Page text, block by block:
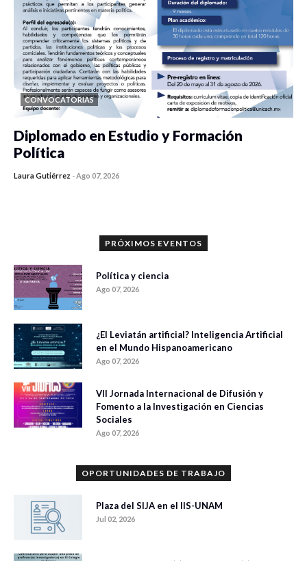
CONVOCATORIAS
Diplomado en Estudio y Formación
Política
Laura Gutiérrez -Ago 07, 2026
PRÓXIMOS EVENTOS
Política y ciencia
Ago 07, 2026
¿El Leviatán artificial? Inteligencia Artificial
en el Mundo Hispanoamericano
Ago 07, 2026
VII Jornada Internacional de Difusión y
Fomento a la Investigación en Ciencias
Sociales
Ago 07, 2026
OPORTUNIDADES DE TRABAJO
Plaza del SIJA en el IIS-UNAM
Jul 02, 2026